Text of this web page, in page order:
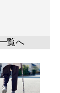
覧へ